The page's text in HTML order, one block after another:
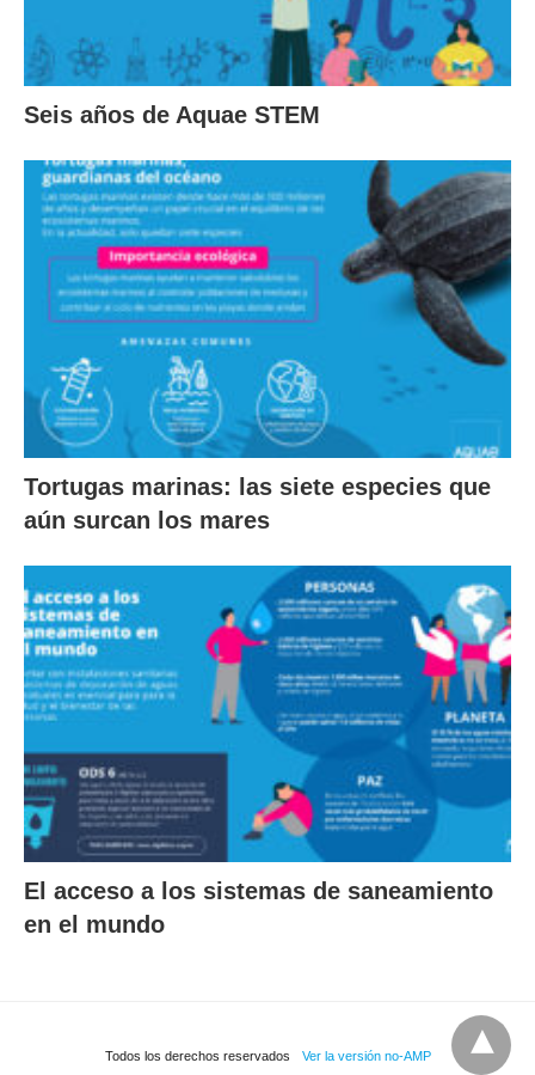
Seis años de Aquae STEM
Tortugas marinas: las siete especies que
aún surcan los mares
El acceso a los sistemas de saneamiento
en el mundo
Todos los derechos reservados Ver la versión no-AMP